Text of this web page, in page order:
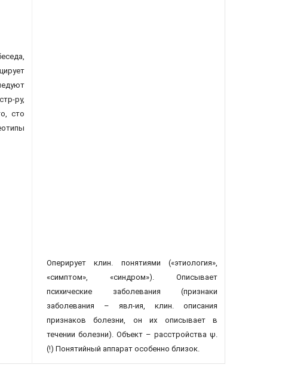
ру,
сто
Оперирует клин. понятиями («этиология»,
«симптом», «синдром»). Описывает
психические заболевания (признаки
заболевания – явл-ия, клин. описания
признаков болезни, он их описывает в
течении болезни). Объект – расстройства ψ.
(!) Понятийный аппарат особенно близок.